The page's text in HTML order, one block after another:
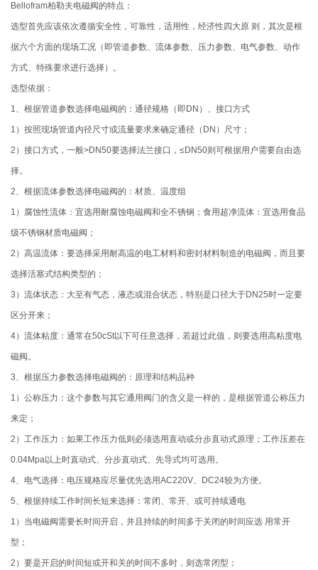
Bellofram柏勒夫电磁阀的特点：
选型首先应该依次遵循安全性，可靠性，适用性，经济性四大原 则，其次是根
据六个方面的现场工况（即管道参数、流体参数、压力参数、电气参数、动作
方式、特殊要求进行选择）。
选型依据：
1、根据管道参数选择电磁阀的：通径规格（即DN）、接口方式
1）按照现场管道内径尺寸或流量要求来确定通径（DN）尺寸；
2）接口方式，一般>DN50要选择法兰接口，≤DN50则可根据用户需要自由选
择。
2、根据流体参数选择电磁阀的：材质、温度组
1）腐蚀性流体：宜选用耐腐蚀电磁阀和全不锈钢；食用超净流体：宜选用食品
级不锈钢材质电磁阀；
2）高温流体：要选择采用耐高温的电工材料和密封材料制造的电磁阀，而且要
选择活塞式结构类型的；
3）流体状态：大至有气态，液态或混合状态，特别是口径大于DN25时一定要
区分开来；
4）流体粘度：通常在50cSt以下可任意选择，若超过此值，则要选用高粘度电
磁阀。
3、根据压力参数选择电磁阀的：原理和结构品种
1）公称压力：这个参数与其它通用阀门的含义是一样的，是根据管道公称压力
来定；
2）工作压力：如果工作压力低则必须选用直动或分步直动式原理；工作压差在
0.04Mpa以上时直动式、分步直动式、先导式均可选用。
4、电气选择：电压规格应尽量优先选用AC220V、DC24较为方便。
5、根据持续工作时间长短来选择：常闭、常开、或可持续通电
1）当电磁阀需要长时间开启，并且持续的时间多于关闭的时间应选 用常开
型；
2）要是开启的时间短或开和关的时间不多时，则选常闭型；